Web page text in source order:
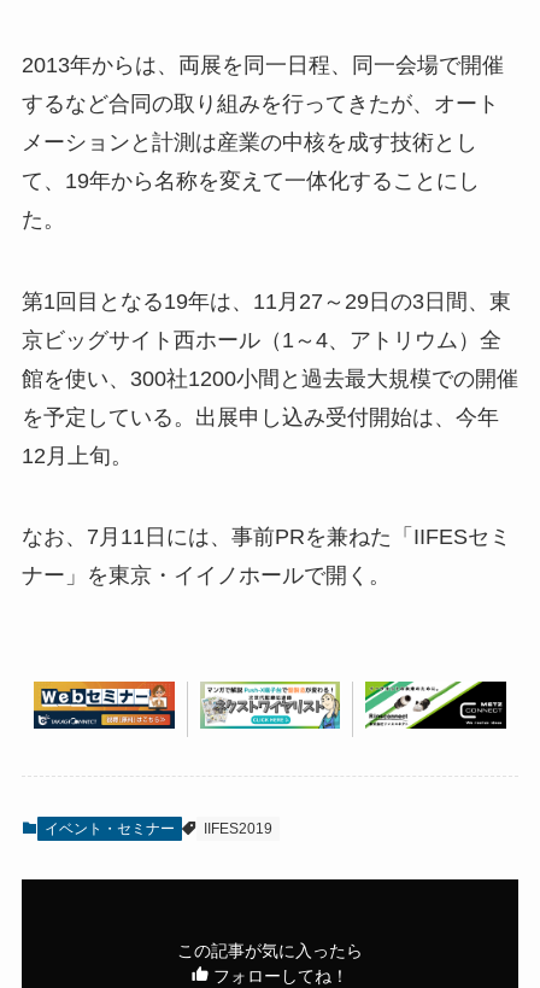
2013年からは、両展を同一日程、同一会場で開催
するなど合同の取り組みを行ってきたが、オート
メーションと計測は産業の中核を成す技術とし
て、19年から名称を変えて一体化することにし
た。
第1回目となる19年は、11月27～29日の3日間、東
京ビッグサイト西ホール（1～4、アトリウム）全
館を使い、300社1200小間と過去最大規模での開催
を予定している。出展申し込み受付開始は、今年
12月上旬。
なお、7月11日には、事前PRを兼ねた「IIFESセミ
ナー」を東京・イイノホールで開く。
イベント・セミナー IIFES2019
この記事が気に入ったら
フォローしてね！